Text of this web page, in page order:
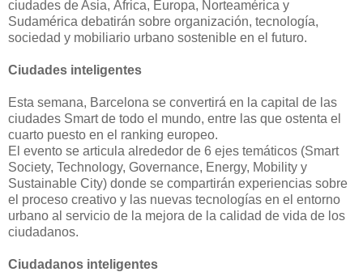
ciudades de Asia, África, Europa, Norteamérica y
Sudamérica debatirán sobre organización, tecnología,
sociedad y mobiliario urbano sostenible en el futuro.
Ciudades inteligentes
Esta semana, Barcelona se convertirá en la capital de las
ciudades Smart de todo el mundo, entre las que ostenta el
cuarto puesto en el ranking europeo.
El evento se articula alrededor de 6 ejes temáticos (Smart
Society, Technology, Governance, Energy, Mobility y
Sustainable City) donde se compartirán experiencias sobre
el proceso creativo y las nuevas tecnologías en el entorno
urbano al servicio de la mejora de la calidad de vida de los
ciudadanos.
Ciudadanos inteligentes